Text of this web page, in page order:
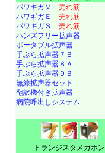
パワギガＭ 売れ筋
パワギガＥ 売れ筋
パワギガＳ 売れ筋
ハンズフリー拡声器
ポータブル拡声器
手ぶら拡声器７Ｂ
手ぶら拡声器８Ａ
手ぶら拡声器９Ｂ
無線拡声器セット
翻訳機付き拡声器
病院呼出しシステム
トランジスタメガホン